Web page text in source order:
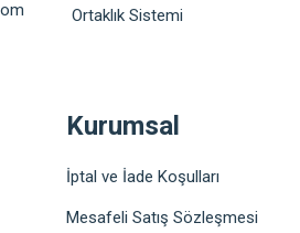
Ortaklık Sistemi
Kurumsal
İptal ve İade Koşulları
Mesafeli Satış Sözleşmesi